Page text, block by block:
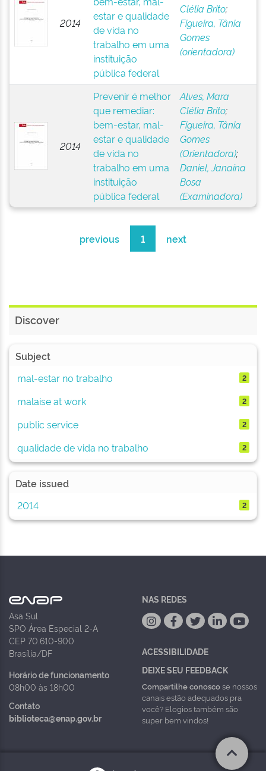
2014
estar e qualidade
de vida no
trabalho em uma
instituição
pública federal
Clélia Brito;
Figueira, Tânia
Gomes
(orientadora)
2014
Prevenir é melhor
que remediar:
bem-estar, mal-
estar e qualidade
de vida no
trabalho em uma
instituição
pública federal
Alves, Mara
Clélia Brito;
Figueira, Tânia
Gomes
(Orientadora);
Daniel, Janaína
Bosa
(Examinadora)
previous 1 next
Discover
Subject
mal-estar no trabalho
2
malaise at work 2
public service 2
qualidade de vida no trabalho 2
Date issued
2014
2
Asa Sul
SPO Área Especial 2-A
CEP 70.610-900
Brasília/DF
Horário de funcionamento
08h00 às 18h00
Contato
biblioteca@enap.gov.br
NAS REDES
ACESSIBILIDADE
DEIXE SEU FEEDBACK
Compartilhe conoscose nossos
canais estão adequados pra
você? Elogios também são
super bem vindos!